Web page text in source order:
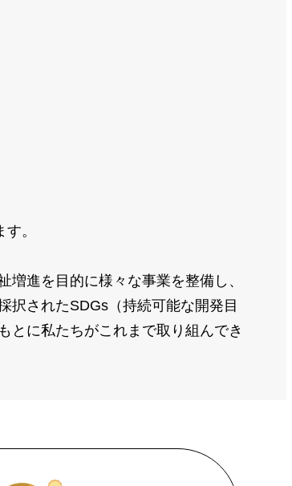
。
進を目的に様々な事業を整備し、
択されたSDGs（持続可能な開発目
とに私たちがこれまで取り組んでき